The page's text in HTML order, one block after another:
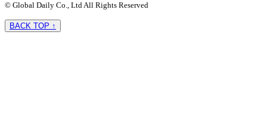
© Global Daily Co., Ltd All Rights Reserved
BACK TOP ↑